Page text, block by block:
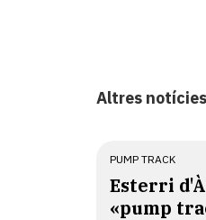
Altres
PUMP TRACK
Esterri
«pump